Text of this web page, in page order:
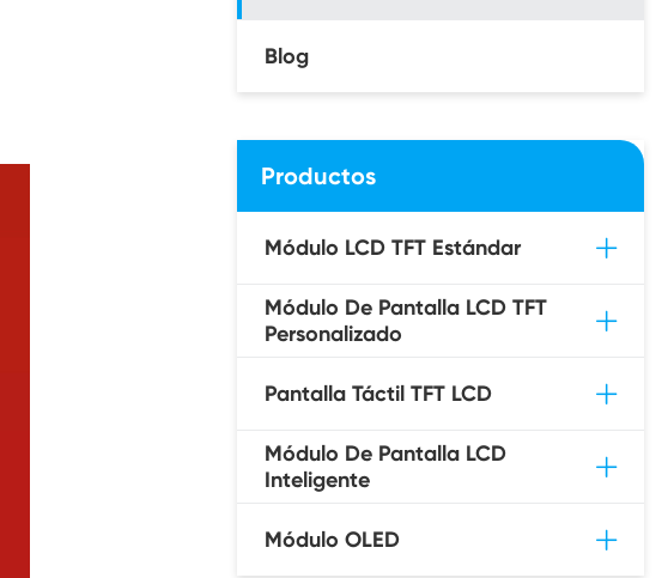
Blog
Productos
Módulo LCD TFT Estándar
Módulo De Pantalla LCD TFT
Personalizado
Pantalla Táctil TFT LCD
Módulo De Pantalla LCD
Inteligente
Módulo OLED